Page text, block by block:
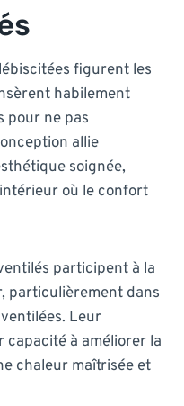
figurent les
habilement
pour ne pas
allie
soignée,
où le confort
participent à la
particulièrement dans
Leur
capacité à améliorer la
chaleur maîtrisée et